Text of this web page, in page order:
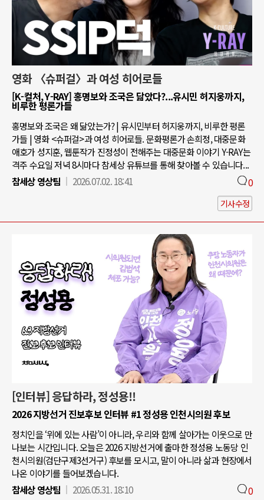
영화 〈슈퍼걸〉과 여성 히어로들
[K-컬처, Y-RAY] 홍명보와 조국은 닮았다?...유시민 허지웅까지,
비루한 평론가들
홍명보와 조국은 왜 닮았는가? | 유시민부터 허지웅까지, 비루한 평론
가들 | 영화 <슈퍼걸>과 여성 히어로들. 문화평론가 손희정, 대중문화
애호가 성지훈, 웹툰작가 진정성이 전해주는 대중문화 이야기 Y-RAY는
격주 수요일 저녁 8시마다 참세상 유튜브를 통해 찾아볼 수 있습니다...
참세상 영상팀
2026.07.02. 18:41 0
기사수정
[인터뷰] 응답하라, 정성용!!
2026 지방선거 진보후보 인터뷰 #1 정성용 인천시의원 후보
정치인을 ‘위에 있는 사람’이 아니라, 우리와 함께 살아가는 이웃으로 만
나보는 시간입니다. 오늘은 2026 지방선거에 출마한 정성용 노동당 인
천시의원(검단구제3선거구) 후보를 모시고, 말이 아니라 삶과 현장에서
나온 이야기를 들어보겠습니다.
참세상 영상팀
2026.05.31. 18:10 0